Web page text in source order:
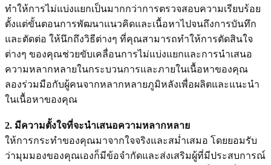
ทำให้การไม่แบ่งแยกเป็นมากกว่าการตรวจสอบความเรียบร้อย
ตั้งแต่ขั้นตอนการพัฒนาแนวคิดและเนื้อหาไปจนถึงการบันทึก
และตัดต่อ ให้นึกถึงวิธีต่างๆ ที่คุณสามารถทำให้การตัดสินใจ
ต่างๆ ของคุณช่วยขับเคลื่อนการไม่แบ่งแยกและการนำเสนอ
ความหลากหลายในกระบวนการและภายในเนื้อหาของคุณ
ลองร่วมมือกับผู้คนจากหลากหลายภูมิหลังเพื่อผลิตและแนะนำ
ในเนื้อหาของคุณ
2. มีความตั้งใจที่จะนำเสนอความหลากหลาย
ให้การกระทำของคุณมาจากใจจริงและสม่ำเสมอ โดยยอมรับ
ว่ามุมมองของคุณเองก็มีข้อจำกัดและส่งเสริมผู้ที่มีประสบการณ์